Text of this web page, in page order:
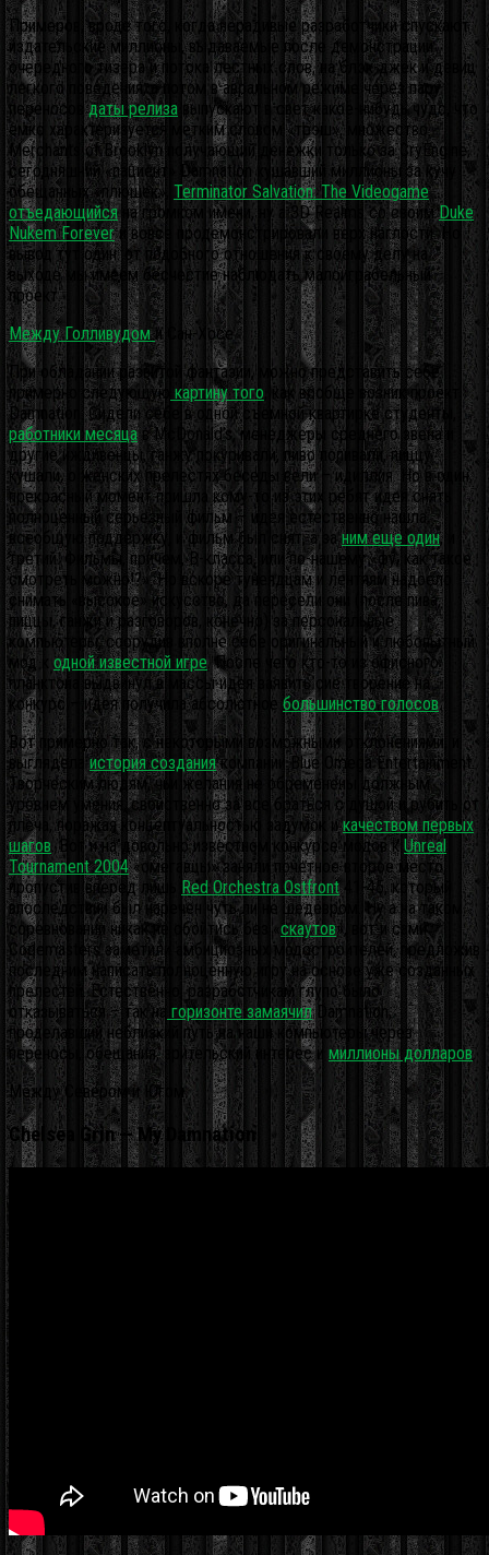
Примеров, вроде того, когда нерадивые разработчики спускают
издательские миллионы, выдаваемые после демонстрации
очередного тизера и потока лестных слов, на блэк-джек и девиц
легкого поведения, а потом в авральном режиме через пару
переносовдаты релиза выпускают в свет какое-нибудь чудо, что
емко характеризуется метким словом «трэш», множество.
Merchants of Brooklyn получающий денежки только за CryEngine,
сегодняшний «пациент» Damnation кушавший миллионы за кучу
обещанных «плюшек», Terminator Salvation: The Videogame
отъедающийсяна громком имени, ну а 3D Realms со своимDuke
Nukem Foreverи вовсе продемонстрировали верх наглости. Но
вывод тут один: от подобного отношения к своему делу на
выходе мы имеем бесчестие наблюдать малоиграбельный
проект.
Между Голливудоми Сан-Хосе
При обладании развитой фантазии, можно представить себе
примерно следующую картину того , как вообще возник проект
Damnation. Сидели себе в одной съемной квартирке студенты,
работники месяцав McDonald’s, менеджеры среднего звена и
другие иждивенцы, ганжу покуривали, пиво попивали, пиццу
кушали, о женских прелестях беседы вели – идиллия. Но в один
прекрасный момент пришла кому-то из этих ребят идея снять
полноценный серьезный фильм – идея естественно нашла
всеобщую поддержку, и фильм был снят, а заним еще один, и
третий. Фильмы, причем, B-класса, или по-нашему «фу, как такое
смотреть можно!?». Но вскоре тунеядцам и лентяям надоело
снимать «высокое» искусство, да пересели они (после пива,
пиццы, ганжи и разговоров, конечно) за персональные
компьютеры, соорудив вполне себе оригинальный и любопытный
мод к одной известной игре . После чего кто-то из офисного
планктона выдвинул в массы идея заявить сие творение на
конкурс – идея получила абсолютное большинство голосов.
Вот примерно так, с некоторыми возможными отклонениями, и
выглядела история созданиякомпании Blue Omega Entertainment.
Творческим людям, чьи желания не обременены должным
уровнем умения, свойственно за все браться с душой и рубить от
плеча, поражая концептуальностью задумок икачеством первых
шагов. Вот и на довольно известном конкурсе модов к Unreal
Tournament 2004«омегавцы» заняли почетное второе место,
пропустив вперед лишь
Red Orchestra Ostfront41-45, который
впоследствии был наречен чуть ли не шедевром. Ну а на таком
соревновании никак не обойтись без « скаутов», вот и сами
Codemasters заметили амбициозных модостроителей, предложив
последним написать полноценную игру на основе уже созданных
прелестей. Естественно, разработчикам глупо было
отказываться – так на горизонте замаячилDamnation,
проделавший неблизкий путь на наши компьютеры через
переносы, обещания, зрительский интерес и миллионы долларов.
Между Севером и Югом
Chelsea Grin — My Damnation